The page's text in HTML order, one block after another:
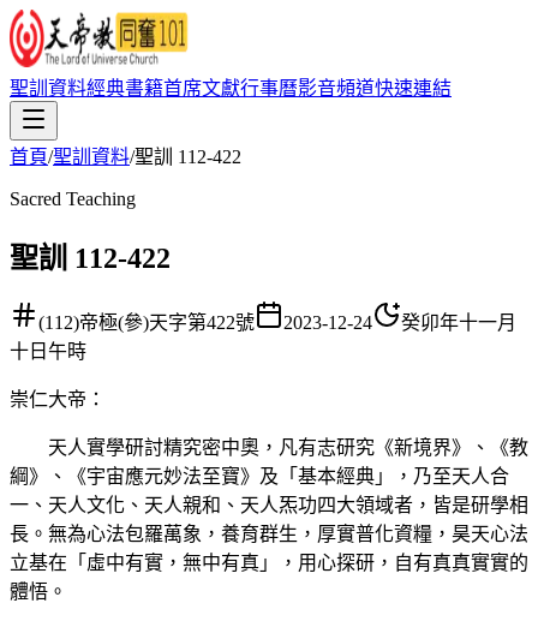
聖訓資料經典書籍首席文獻行事曆影音頻道快速連結
首頁/聖訓資料/聖訓 112-422
Sacred Teaching
聖訓 112-422
(112)帝極(參)天字第422號 2023-12-24
癸卯年十一月
十日午時
崇仁大帝 ：
天人實學研討精究密中奧，凡有志研究《新境界》、《教
綱》、《宇宙應元妙法至寶》及「基本經典」，乃至天人合
一、天人文化、天人親和、天人炁功四大領域者，皆是研學相
長。無為心法包羅萬象，養育群生，厚實普化資糧，昊天心法
立基在「虛中有實，無中有真」，用心探研，自有真真實實的
體悟。